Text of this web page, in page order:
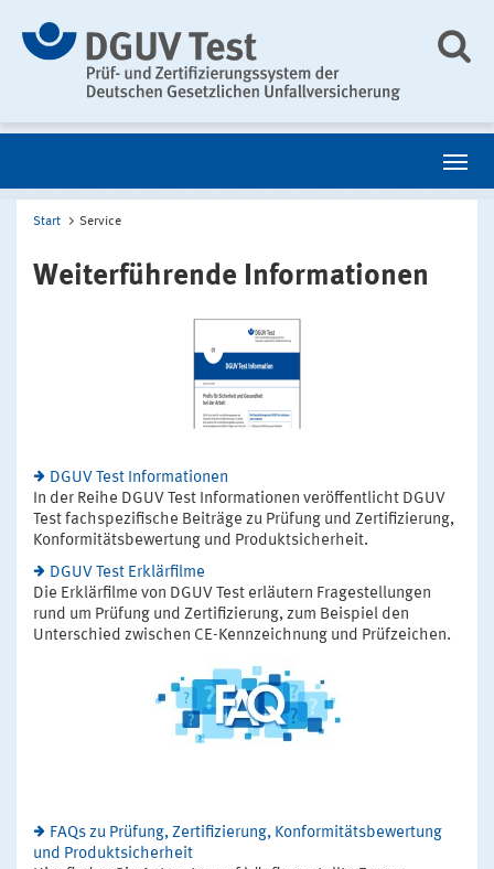
Start Service
Weiterführende Informationen
DGUV Test Informationen
In der Reihe DGUV Test Informationen veröffentlicht DGUV
Test fachspezifische Beiträge zu Prüfung und Zertifizierung,
Konformitätsbewertung und Produktsicherheit.
DGUV Test Erklärfilme
Die Erklärfilme von DGUV Test erläutern Fragestellungen
rund um Prüfung und Zertifizierung, zum Beispiel den
Unterschied zwischen CE-Kennzeichnung und Prüfzeichen.
FAQs zu Prüfung, Zertifizierung, Konformitätsbewertung
und Produktsicherheit